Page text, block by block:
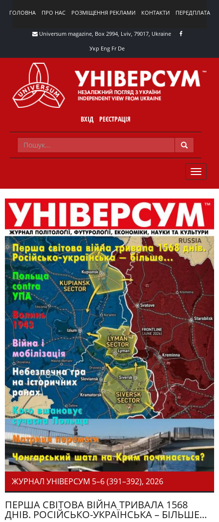
ГОЛОВНА ПРО НАС РОЗМІЩЕННЯ РЕКЛАМИ КОНТАКТИ ПЕРЕДПЛАТА
Universum magazine, Box 2994, Lviv, 79017, Ukraine
Укр Eng Fr De
ВХІД РЕЄСТРАЦІЯ
TOGGLE
ЖУРНАЛ УНІВЕРСУМ 5–6 (391–392), 2026
ПЕРША СВІТОВА ВІЙНА ТРИВАЛА 1568
ДНІВ. РОСІЙСЬКО-УКРАЇНСЬКА – БІЛЬШЕ...